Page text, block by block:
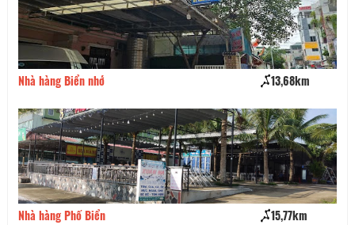
Nhà hàng Biển nhớ 13,68km
Nhà hàng Phố Biển 15,77km